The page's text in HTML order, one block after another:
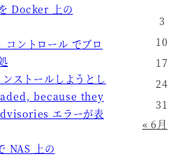
Docker 上の
コントロール でブロ
ストールしようとし
because they
エラーが表
NAS 上の
3
10
17
24
31
« 6月